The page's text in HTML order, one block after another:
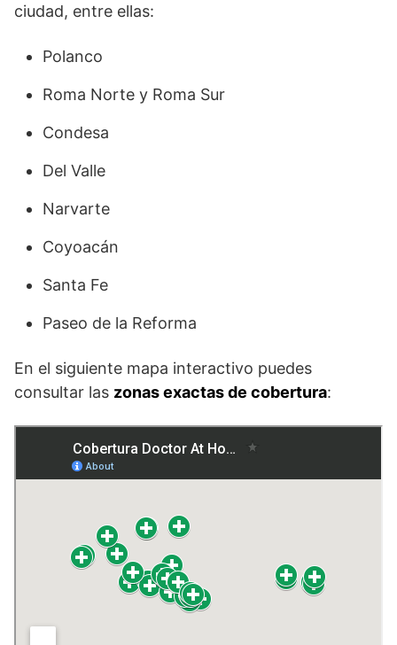
ciudad, entre ellas:
Polanco
Roma Norte y Roma Sur
Condesa
Del Valle
Narvarte
Coyoacán
Santa Fe
Paseo de la Reforma
En el siguiente mapa interactivo puedes
consultar las zonas exactas de cobertura: